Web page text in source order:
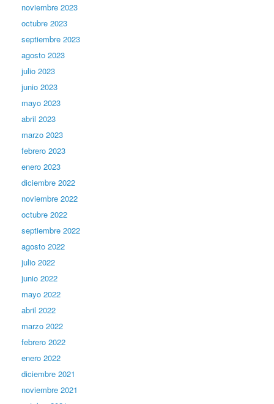
noviembre 2023
octubre 2023
septiembre 2023
agosto 2023
julio 2023
junio 2023
mayo 2023
abril 2023
marzo 2023
febrero 2023
enero 2023
diciembre 2022
noviembre 2022
octubre 2022
septiembre 2022
agosto 2022
julio 2022
junio 2022
mayo 2022
abril 2022
marzo 2022
febrero 2022
enero 2022
diciembre 2021
noviembre 2021